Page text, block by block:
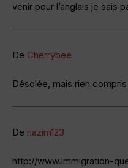
venir pour l’anglais je sais
De Cherrybee
Désolée, mais rien
De nazim123
http://www.immigration-